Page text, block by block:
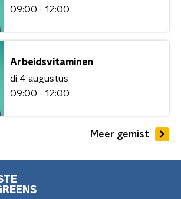
09:00 - 12:00
Arbeidsvitaminen
di 4 augustus
09:00 - 12:00
Meer gemist